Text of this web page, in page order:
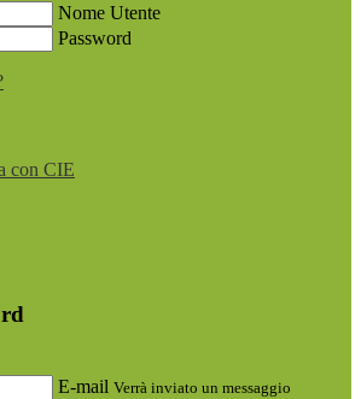
Nome Utente
Password
con CIE
E-mail Verrà inviato un messaggio